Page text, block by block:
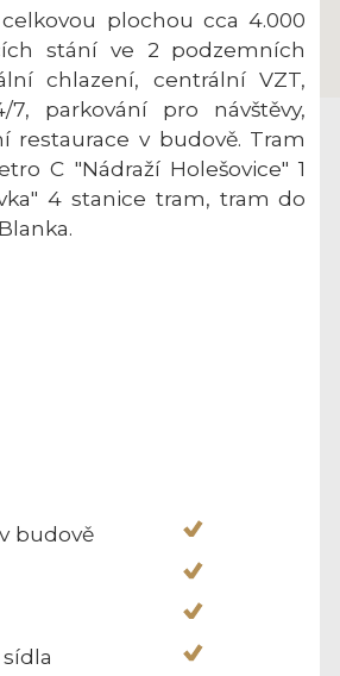
plochou cca 4.000
stání ve 2 podzemních
chlazení, centrální VZT,
parkování pro návštěvy,
restaurace v budově. Tram
C "Nádraží Holešovice" 1
4 stanice tram, tram do
budově